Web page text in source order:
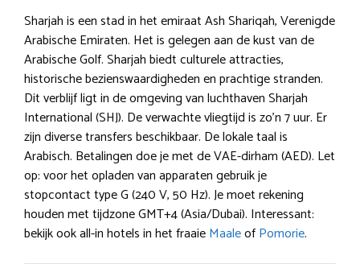
Sharjah is een stad in het emiraat Ash Shariqah, Verenigde
Arabische Emiraten. Het is gelegen aan de kust van de
Arabische Golf. Sharjah biedt culturele attracties,
historische bezienswaardigheden en prachtige stranden.
Dit verblijf ligt in de omgeving van luchthaven Sharjah
International (SHJ). De verwachte vliegtijd is zo’n 7 uur. Er
zijn diverse transfers beschikbaar. De lokale taal is
Arabisch. Betalingen doe je met de VAE-dirham (AED). Let
op: voor het opladen van apparaten gebruik je
stopcontact type G (240 V, 50 Hz). Je moet rekening
houden met tijdzone GMT+4 (Asia/Dubai). Interessant:
bekijk ook all-in hotels in het fraaieMaaleofPomorie.